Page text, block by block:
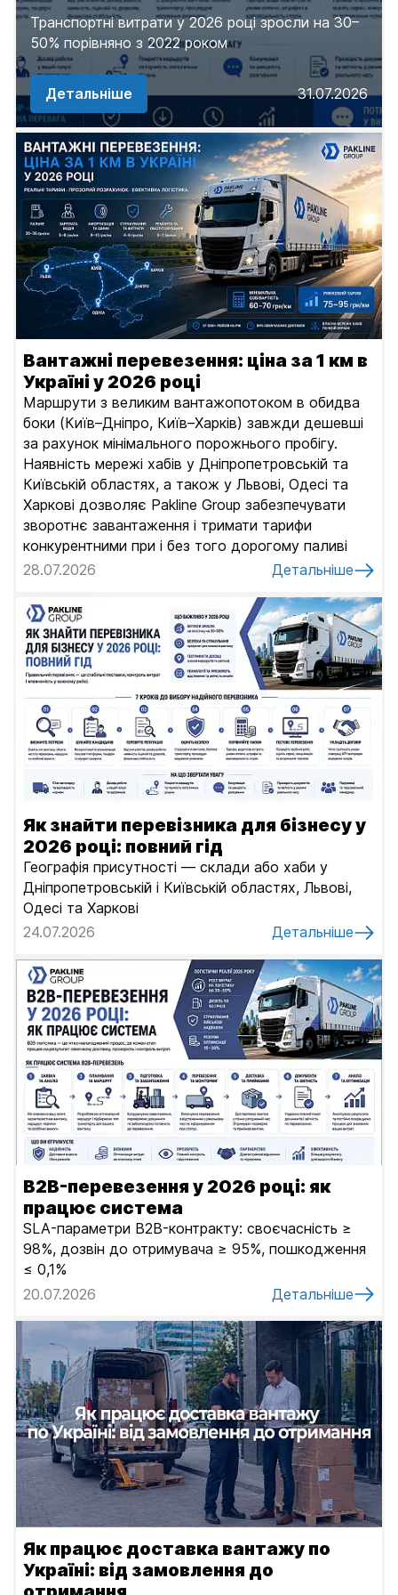
с
й
і
о
ї
к
о
м
п
а
і
ї
Транспортні витрати у 2026 році зросли на 30–
50% порівняно з 2022 роком
Детальніше 31.07.2026
Вантажні перевезення: ціна за 1 км в
Україні у 2026 році
Маршрути з великим вантажопотоком в обидва
боки (Київ–Дніпро, Київ–Харків) завжди дешевші
за рахунок мінімального порожнього пробігу.
Наявність мережі хабів у Дніпропетровській та
Київській областях, а також у Львові, Одесі та
Харкові дозволяє Pakline Group забезпечувати
зворотнє завантаження і тримати тарифи
конкурентними при і без того дорогому паливі
28.07.2026
Детальніше
Як знайти перевізника для бізнесу у
2026 році: повний гід
Географія присутності — склади або хаби у
Дніпропетровській і Київській областях, Львові,
Одесі та Харкові
24.07.2026
Детальніше
B2B-перевезення у 2026 році: як
працює система
SLA-параметри B2B-контракту: своєчасність ≥
98%, дозвін до отримувача ≥ 95%, пошкодження
≤ 0,1%
20.07.2026
Детальніше
Як працює доставка вантажу по
Україні: від замовлення до